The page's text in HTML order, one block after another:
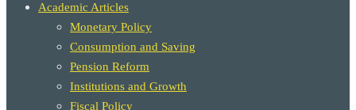
Academic Articles
Monetary Policy
Consumption and Saving
Pension Reform
Institutions and Growth
Fiscal Policy